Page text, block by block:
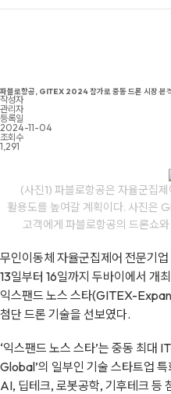
파블로항공, GITEX 2024 참가로 중동 드론 시장 본
작성자
관리자
등록일
2024-11-04
조회수
1,291
(사진1) 파블로항공은 자율군집
활용도를 높여갈 계획이다. 사진은
고객에게 파블로항공의 드론쇼
무인이동체 자율군집제어 전문기
13일부터 16일까지 두바이에서 개
익스팬드 노스 스타(GITEX-
첨단 드론 기술을 선보였다.
‘익스팬드 노스 스타’는 중동 최대
Global’의 일부인 기술 스타트업
AI, 딥테크, 로봇공학, 기후테크 등